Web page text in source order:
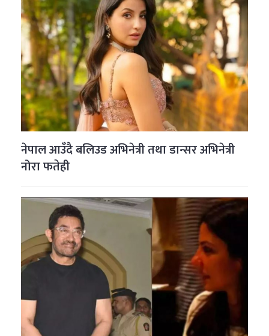
नेपाल आउँदै बलिउड अभिनेत्री तथा डान्सर अभिनेत्री
नोरा फतेही